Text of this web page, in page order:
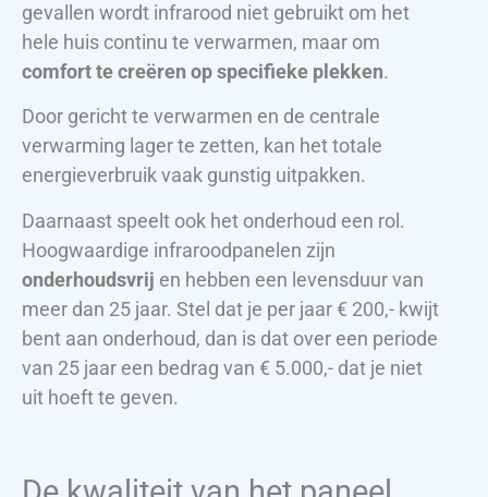
gevallen wordt infrarood niet gebruikt om het
hele huis continu te verwarmen, maar om
comfort te creëren op specifieke plekken.
Door gericht te verwarmen en de centrale
verwarming lager te zetten, kan het totale
energieverbruik vaak gunstig uitpakken.
Daarnaast speelt ook het onderhoud een rol.
Hoogwaardige infraroodpanelen zijn
onderhoudsvrij en hebben een levensduur van
meer dan 25 jaar. Stel dat je per jaar € 200,- kwijt
bent aan onderhoud, dan is dat over een periode
van 25 jaar een bedrag van € 5.000,- dat je niet
uit hoeft te geven.